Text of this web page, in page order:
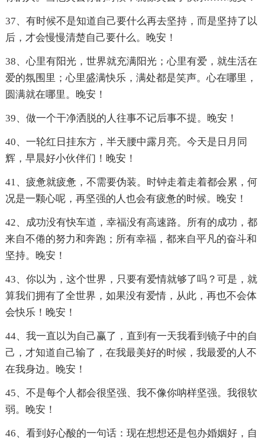
37、有时候不是知道自己要什么再去坚持，而是坚持了以
后，才会慢慢清楚自己要什么。晚安！
38、心里有阳光，世界就充满阳光；心里有爱，就生活在
爱的氛围里；心里盛满快乐，满处都是笑声。心在哪里，
圆满就在哪里。晚安！
39、做一个干净洒脱的人往事不记后事不提。晚安！
40、一轮红日挂东方，半天腰中露月亮。今天是日月同
辉，早晨好小伙伴们！晚安！
41、疲惫就疲惫，不需要伪装。时钟走着走着都会累，何
况是一颗心呢，再坚强的人也会有疲惫的时候。晚安！
42、成功没有快车道，幸福没有高速路。所有的成功，都
来自不倦的努力和奔跑；所有幸福，都来自平凡的奋斗和
坚持。晚安！
43、你以为，这个世界，只要有爱情就够了吗？可是，就
算我们拥有了全世界，如果没有爱情，从此，再也不会体
会快乐！晚安！
44、我一直以为自己赢了，直到有一天我看到镜子中的自
己，才知道自己输了，在我最美好的时候，我最爱的人不
在我身边。晚安！
45、不是每个人都会很坚强、我不像你呐样坚强。我很软
弱。晚安！
46、看到好心酸的一句话：现在想想还是包办婚姻好，自